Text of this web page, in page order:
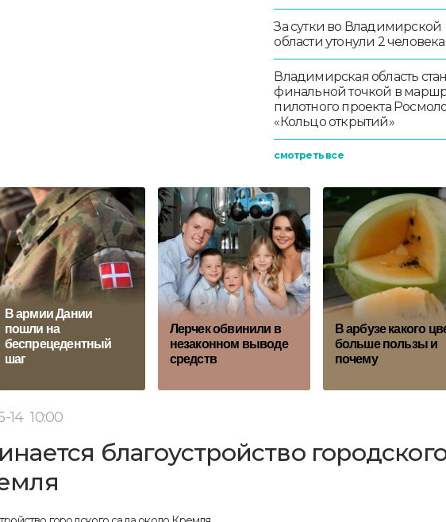
За сутки во Владимирской
области утонули 2 человека
Владимирская область
финальной точкой в
пилотного проекта
«Кольцо открытий»
смотреть все
В армии Дании
пошли на
беспрецедентный
шаг
Лерчек обвинили в
незаконном выводе
средств
В арбузе какого
больше пользы и
почему
14 10:00
благоустройство